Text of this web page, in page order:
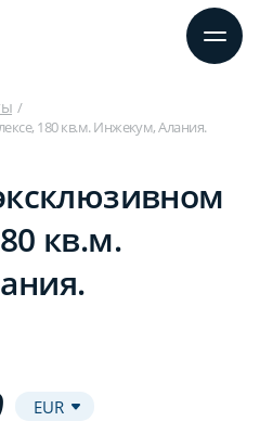
180 кв.м. Инжекум, Алания.
кв.м.